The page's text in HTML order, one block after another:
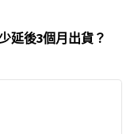
延後3個月出貨？